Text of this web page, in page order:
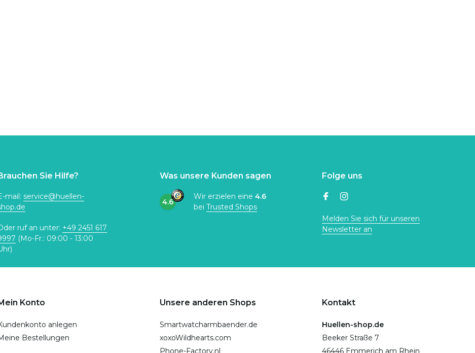
Sie Hilfe?
mail: service@huellen-
ruf an unter: +49 2451 617
(Mo-Fr.: 09:00 - 13:00
Was unsere Kunden sagen
4.6
Wir erzielen eine 4.6
bei Trusted Shops
Folge uns
Melden Sie sich für unseren
Newsletter an
Konto
anlegen
Bestellungen
Unsere anderen Shops
Smartwatcharmbaender.de
xoxoWildhearts.com
Phone-Factory.nl
Kontakt
Huellen-shop.de
Beeker Straße 7
46446 Emmerich am Rhein